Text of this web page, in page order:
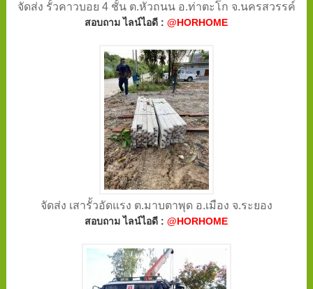
จัดส่ง รั้วคาวบอย 4 ชั้น ต.หัวถนน อ.ท่าตะโก จ.นครสวรรค์
สอบถาม ไลน์ไอดี :@HORHOME
จัดส่ง เสารั้วอัดแรง ต.มาบตาพุด อ.เมือง จ.ระยอง
สอบถาม ไลน์ไอดี :@HORHOME